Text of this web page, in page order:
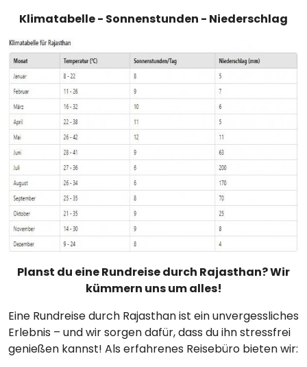
Klimatabelle - Sonnenstunden - Niederschlag
Planst du eine Rundreise durch Rajasthan? Wir
kümmern uns um alles!
Eine Rundreise durch Rajasthan ist ein unvergessliches
Erlebnis – und wir sorgen dafür, dass du ihn stressfrei
genießen kannst! Als erfahrenes Reisebüro bieten wir: